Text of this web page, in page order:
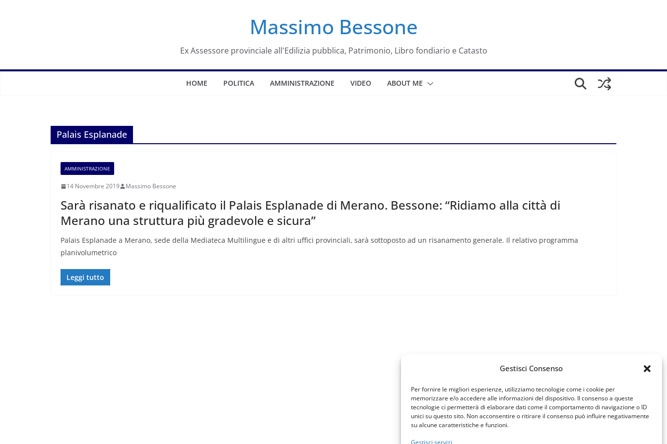
Gestisci Consenso
Per fornire le migliori esperienze, utilizziamo tecnologie come i cookie per
memorizzare e/o accedere alle informazioni del dispositivo. Il consenso a queste
tecnologie ci permetterà di elaborare dati come il comportamento di navigazione o ID
unici su questo sito. Non acconsentire o ritirare il consenso può influire negativamente
su alcune caratteristiche e funzioni.
Gestisci servizi
Massimo Bessone
Ex Assessore provinciale all'Edilizia pubblica, Patrimonio, Libro fondiario e Catasto
HOME POLITICA AMMINISTRAZIONE VIDEO ABOUT ME
Palais Esplanade
AMMINISTRAZIONE
14 Novembre 2019 Massimo Bessone
Sarà risanato e riqualificato il Palais Esplanade di Merano. Bessone: “Ridiamo alla città di
Merano una struttura più gradevole e sicura”
Palais Esplanade a Merano, sede della Mediateca Multilingue e di altri uffici provinciali, sarà sottoposto ad un risanamento generale. Il relativo programma
planivolumetrico
Leggi tutto